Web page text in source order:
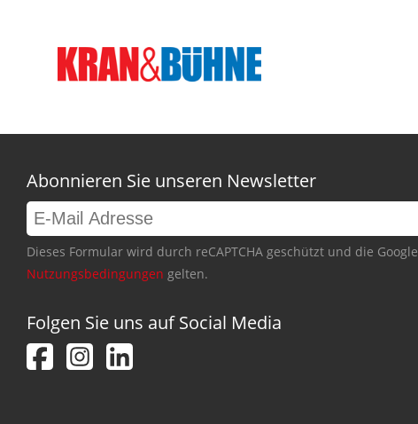
Abonnieren Sie unseren Newsletter
Dieses Formular wird durch reCAPTCHA geschützt und die Google
Nutzungsbedingungen gelten.
Folgen Sie uns auf Social Media